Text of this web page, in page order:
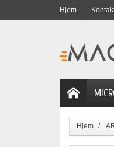
Hjem
Hjem